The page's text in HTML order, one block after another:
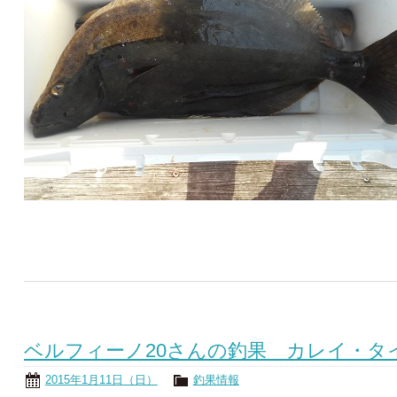
ベルフィーノ20さんの釣果 カレイ・タ
2015年1月11日（日） 釣果情報